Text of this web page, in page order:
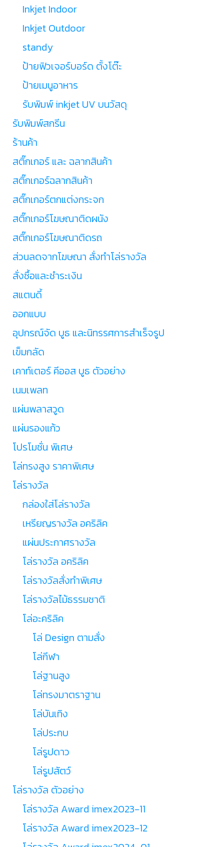
Inkjet Indoor
Inkjet Outdoor
standy
ป้ายฟิวเจอร์บอร์ด ตั้งโต๊ะ
ป้ายเมนูอาหาร
รับพิมพ์ inkjet UV บนวัสดุ
รับพิมพ์สกรีน
ร้านค้า
สติ๊กเกอร์ และ ฉลากสินค้า
สติ๊กเกอร์ฉลากสินค้า
สติ๊กเกอร์ตกแต่งกระจก
สติ๊กเกอร์โฆษณาติดผนัง
สติ๊กเกอร์โฆษณาติดรถ
ส่วนลดจากโฆษณา สั่งทำโล่รางวัล
สั่งซื้อและชำระเงิน
สแตนดี้
ออกแบบ
อุปกรณ์จัด บูธ และนิทรรศการสำเร็จรูป
เข็มกลัด
เคาท์เตอร์ คีออส บูธ ตัวอย่าง
เนมเพลท
แผ่นพลาสวูด
แผ่นรองแก้ว
โปรโมชั่น พิเศษ
โล่ทรงสูง ราคาพิเศษ
โล่รางวัล
กล่องใส่โล่รางวัล
เหรียญรางวัล อคริลิค
แผ่นประกาศรางวัล
โล่รางวัล อคริลิค
โล่รางวัลสั่งทำพิเศษ
โล่รางวัลไม้ธรรมชาติ
โล่อะคริลิค
โล่ Design ตามสั่ง
โล่กีฬา
โล่ฐานสูง
โล่ทรงมาตราฐาน
โล่บันเทิง
โล่ประกบ
โล่รูปดาว
โล่รูปสัตว์
โล่รางวัล ตัวอย่าง
โล่รางวัล Award imex2023-11
โล่รางวัล Award imex2023-12